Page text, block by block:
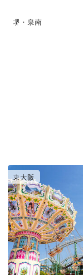
堺・泉南
東大阪